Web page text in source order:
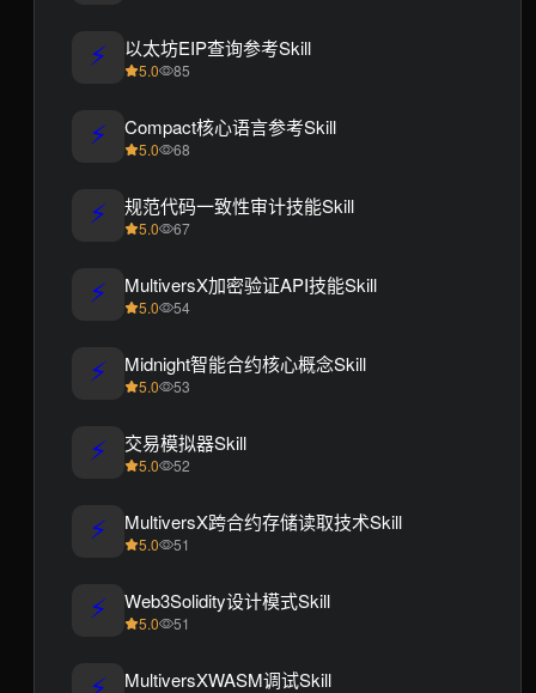
⚡ 以太坊EIP查询参考Skill
5.0 85
⚡ Compact核心语言参考Skill
5.0 68
⚡ 规范代码一致性审计技能Skill
5.0 67
⚡ MultiversX加密验证API技能Skill
5.0 54
⚡ Midnight智能合约核心概念Skill
5.0 53
⚡ 交易模拟器Skill
5.0 52
⚡ MultiversX跨合约存储读取技术Skill
5.0 51
⚡ Web3Solidity设计模式Skill
5.0 51
⚡ MultiversXWASM调试Skill